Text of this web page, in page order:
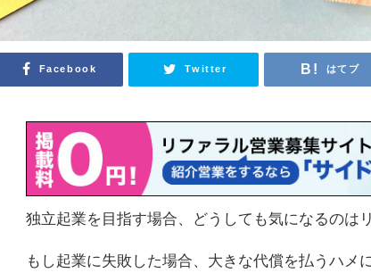
Facebook Twitter はてブ
独立起業を目指す場合、どうしても気になるのは
もし起業に失敗した場合、大きな代償を払うハメ